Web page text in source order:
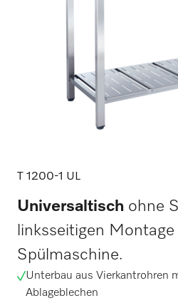
T 1200-1 UL
Universaltisch ohne
linksseitigen Montage
Spülmaschine.
Unterbau aus Vierkantrohren
Ablageblechen